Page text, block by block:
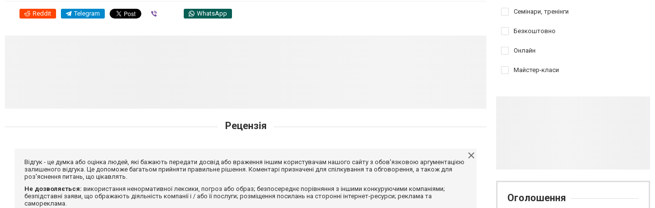
Reddit Telegram WhatsApp
Рецензія
Відгук - це думка або оцінка людей, які бажають передати досвід або враження іншим користувачам нашого сайту з обов'язковою аргументацією
залишеного відгука. Це допоможе багатьом прийняти правильне рішення. Коментарі призначені для спілкування та обговорення, а також для
роз'яснення питань, що цікавлять.
Не дозволяється: використання ненормативної лексики, погроз або образ; безпосереднє порівняння з іншими конкуруючими компаніями;
безпідставні заяви, що ображають діяльність компанії і / або її послуги; розміщення посилань на сторонні інтернет-ресурси; реклама та
самореклама.
Семінари, тренінги
Безкоштовно
Онлайн
Майстер-класи
Оголошення